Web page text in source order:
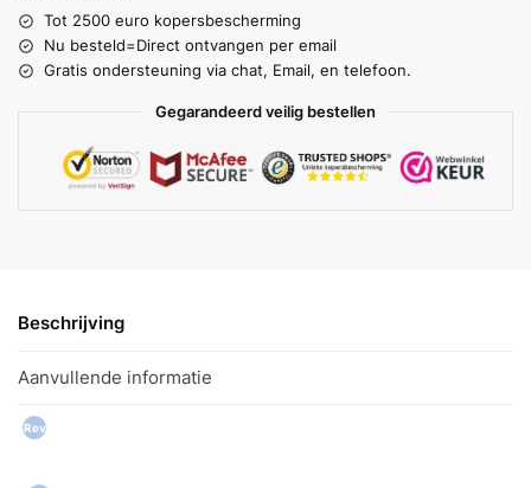
Tot 2500 euro kopersbescherming
Nu besteld=Direct ontvangen per email
Gratis ondersteuning via chat, Email, en telefoon.
Gegarandeerd veilig bestellen
Beschrijving
Aanvullende informatie
Rev